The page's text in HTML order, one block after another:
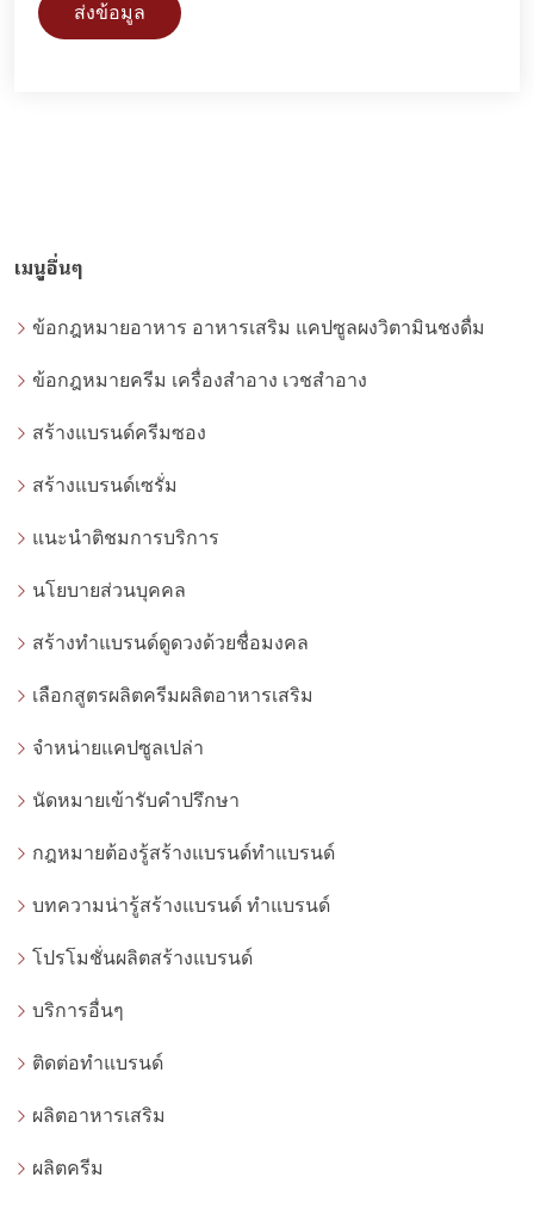
ส่งข้อมูล
เมนูอื่นๆ
ข้อกฎหมายอาหาร อาหารเสริม แคปซูลผงวิตามินชงดื่ม
ข้อกฎหมายครีม เครื่องสำอาง เวชสำอาง
สร้างแบรนด์ครีมซอง
สร้างแบรนด์เซรั่ม
แนะนำติชมการบริการ
นโยบายส่วนบุคคล
สร้างทำแบรนด์ดูดวงด้วยชื่อมงคล
เลือกสูตรผลิตครีมผลิตอาหารเสริม
จำหน่ายแคปซูลเปล่า
นัดหมายเข้ารับคำปรึกษา
กฎหมายต้องรู้สร้างแบรนด์ทำแบรนด์
บทความน่ารู้สร้างแบรนด์ ทำแบรนด์
โปรโมชั่นผลิตสร้างแบรนด์
บริการอื่นๆ
ติดต่อทำแบรนด์
ผลิตอาหารเสริม
ผลิตครีม